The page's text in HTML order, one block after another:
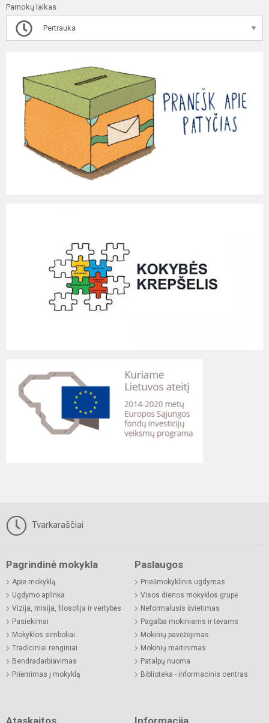
Pamokų laikas
Pertrauka
Tvarkaraščiai
Pagrindinė mokykla
Apie mokyklą
Ugdymo aplinka
Vizija, misija, filosofija ir vertybės
Pasiekimai
Mokyklos simboliai
Tradiciniai renginiai
Bendradarbiavimas
Priėmimas į mokyklą
Paslaugos
Priešmokyklinis ugdymas
Visos dienos mokyklos grupė
Neformalusis švietimas
Pagalba mokiniams ir tėvams
Mokinių pavėžėjimas
Mokinių maitinimas
Patalpų nuoma
Biblioteka - informacinis centras